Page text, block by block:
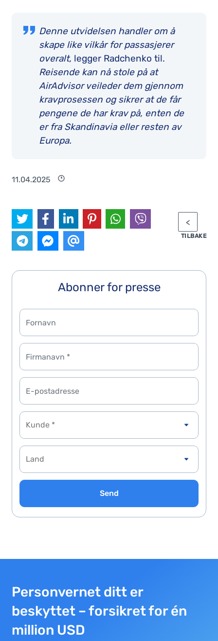
Denne utvidelsen handler om å
skape like vilkår for passasjerer
overalt, legger Radchenko til.
Reisende kan nå stole på at
AirAdvisor veileder dem gjennom
kravprosessen og sikrer at de får
pengene de har krav på, enten de
er fra Skandinavia eller resten av
Europa.
11.04.2025
TILBAKE
Abonner for presse
Kunde *
Send
Personvernet ditt er
beskyttet – forsikret for én
million USD